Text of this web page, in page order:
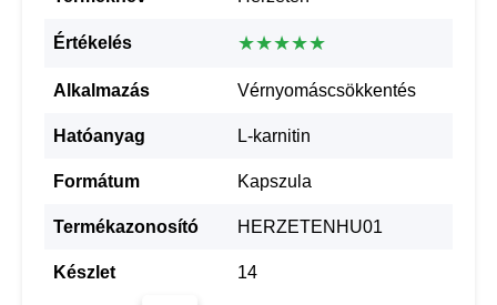
Értékelés ★★★★★
Alkalmazás Vérnyomáscsökkentés
Hatóanyag L-karnitin
Formátum Kapszula
Termékazonosító HERZETENHU01
Készlet 14